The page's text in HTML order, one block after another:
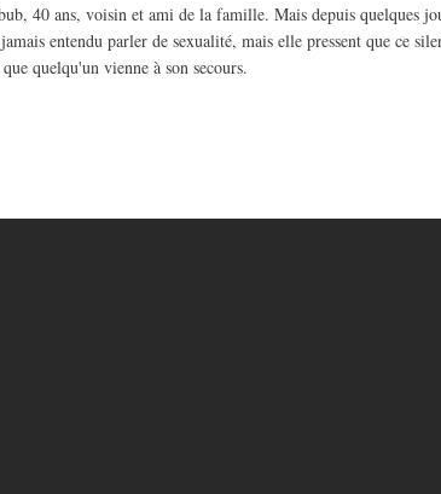
40 ans, voisin et ami de la famille. Mais depuis quelques
entendu parler de sexualité, mais elle pressent que ce
quelqu'un vienne à son secours.